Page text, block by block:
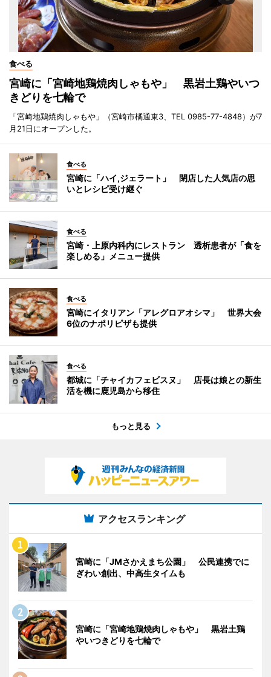
食べる
宮崎に「宮崎地鶏焼肉しゃもや」 黒岩土鶏やいつ
きどりを七輪で
「宮崎地鶏焼肉しゃもや」（宮崎市橘通東3、TEL 0985-77-4848）が7
月21日にオープンした。
食べる
宮崎に「ハイ,ジェラート」 閉店した人気店の思
いとレシピ受け継ぐ
食べる
宮崎・上原内科内にレストラン 透析患者が「食を
楽しめる」メニュー提供
食べる
宮崎にイタリアン「アレグロアオシマ」 世界大会
6位のナポリピザも提供
食べる
都城に「チャイカフェビスヌ」 店長は娘との新生
活を機に鹿児島から移住
もっと見る
アクセスランキング
宮崎に「JMさかえまち公園」 公民連携でに
ぎわい創出、中高生タイムも
宮崎に「宮崎地鶏焼肉しゃもや」 黒岩土鶏
やいつきどりを七輪で